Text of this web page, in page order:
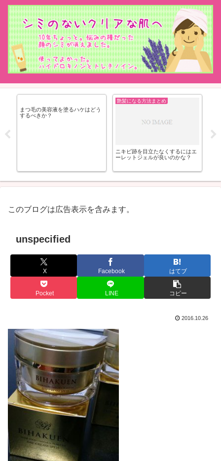
まつ毛の美容液を塗るハケはどう
するべきか？
艶髪になる方法まとめ
ニキビ跡を目立たなくするにはエ
ーレットジェルが良いのかな？
このブログは広告表示を含みます。
unspecified
X Facebook はてブ
Pocket LINE コピー
2016.10.26